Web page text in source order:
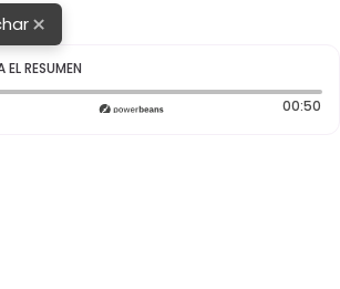
×
RESUMEN
transcurrido: 0 segundos 00:50